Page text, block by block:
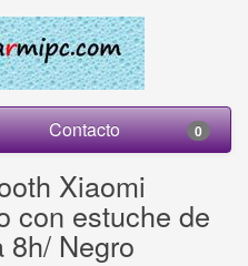
Contacto 0
Xiaomi
con estuche de
8h/ Negro